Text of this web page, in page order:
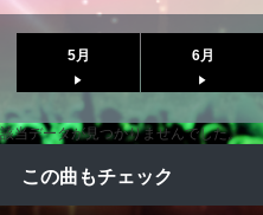
5月 6月
該当データが見つかりませんでした。
この曲もチェック